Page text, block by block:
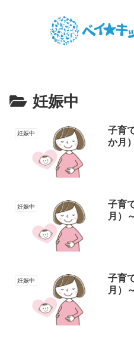
妊娠中
妊娠中
子育
か月
妊娠中
子育
月）
妊娠中
子育
月）